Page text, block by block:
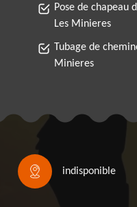
Pose de chapeau
Les Minieres
Tubage de
Minieres
indisponible